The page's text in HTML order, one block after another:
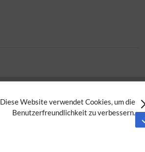
Diese Website verwendet Cookies, um die
Benutzerfreundlichkeit zu verbessern.
Nutzungsbedingungen